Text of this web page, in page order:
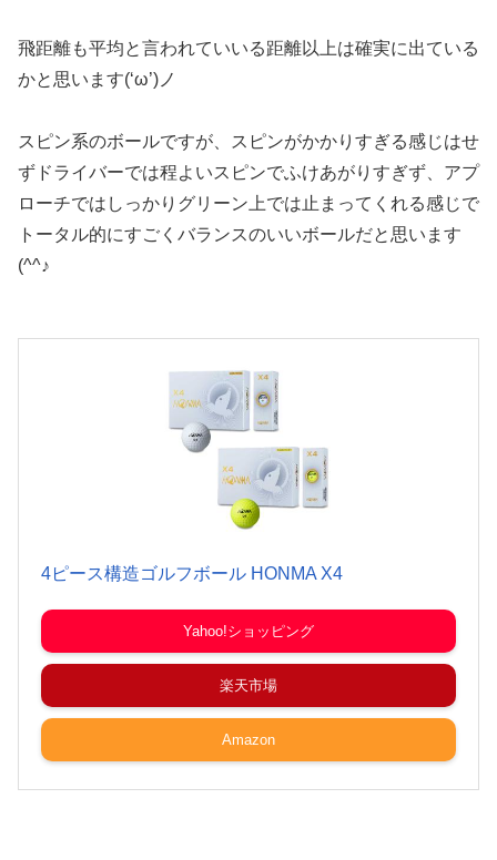
飛距離も平均と言われていいる距離以上は確実に出ている
かと思います(‘ω’)ノ
スピン系のボールですが、スピンがかかりすぎる感じはせ
ずドライバーでは程よいスピンでふけあがりすぎず、アプ
ローチではしっかりグリーン上では止まってくれる感じで
トータル的にすごくバランスのいいボールだと思います
(^^♪
4ピース構造ゴルフボール HONMA X4
Yahoo!ショッピング
楽天市場
Amazon